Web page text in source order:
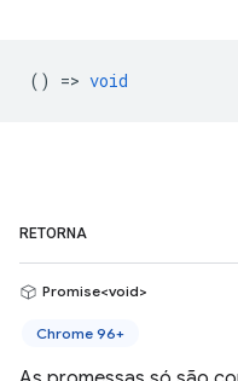
() => void
RETORNA
Promise<void>
Chrome 96+